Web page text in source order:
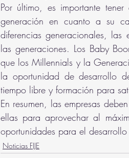
Por último, es importante
generación en cuanto a su
diferencias generacionales,
las generaciones. Los Baby
que los Millennials y la
la oportunidad de desarrollo
tiempo libre y formación para
En resumen, las empresas
ellas para aprovechar al
oportunidades para el
Noticias FIJE